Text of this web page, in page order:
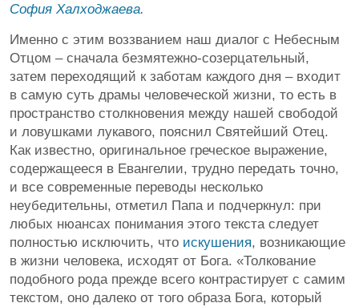
София Халходжаева.
Именно с этим воззванием наш диалог с Небесным
Отцом – сначала безмятежно-созерцательный,
затем переходящий к заботам каждого дня – входит
в самую суть драмы человеческой жизни, то есть в
пространство столкновения между нашей свободой
и ловушками лукавого, пояснил Святейший Отец.
Как известно, оригинальное греческое выражение,
содержащееся в Евангелии, трудно передать точно,
и все современные переводы несколько
неубедительны, отметил Папа и подчеркнул: при
любых нюансах понимания этого текста следует
полностью исключить, что искушения, возникающие
в жизни человека, исходят от Бога. «Толкование
подобного рода прежде всего контрастирует с самим
текстом, оно далеко от того образа Бога, который